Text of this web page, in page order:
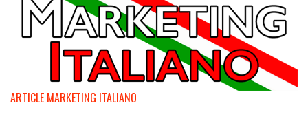
ARTICLE MARKETING ITALIANO